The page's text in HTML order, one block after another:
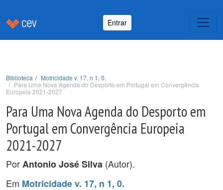
Entrar
Biblioteca
Motricidade v. 17, n 1, 0.
Para Uma Nova Agenda do Desporto em Portugal em Convergência
Europeia 2021-2027
Para Uma Nova Agenda do Desporto em
Portugal em Convergência Europeia
2021-2027
PorAntonio José Silva (Autor).
Em Motricidade v. 17, n 1, 0.